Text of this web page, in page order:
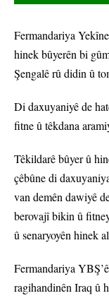
Fermandariya
hinek bûyerên bi
Şengalê rû didin û
Di daxuyaniyê de
fitne û têkdana
Têkildarê bûyer û
çêbûne di
van demên dawiyê
berovajî bikin û
û senaryoyên hinek
Fermandariya
ragihandinên Iraq û